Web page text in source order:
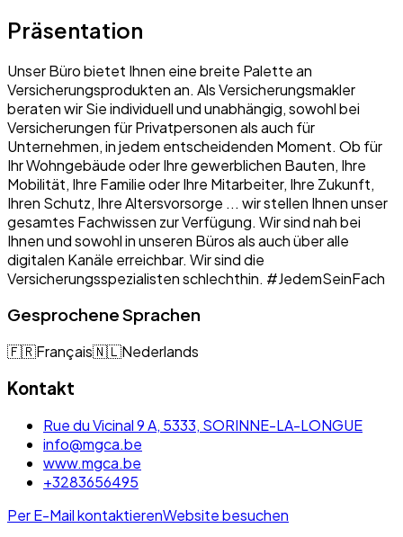
Präsentation
Unser Büro bietet Ihnen eine breite Palette an
Versicherungsprodukten an. Als Versicherungsmakler
beraten wir Sie individuell und unabhängig, sowohl bei
Versicherungen für Privatpersonen als auch für
Unternehmen, in jedem entscheidenden Moment. Ob für
Ihr Wohngebäude oder Ihre gewerblichen Bauten, Ihre
Mobilität, Ihre Familie oder Ihre Mitarbeiter, Ihre Zukunft,
Ihren Schutz, Ihre Altersvorsorge ... wir stellen Ihnen unser
gesamtes Fachwissen zur Verfügung. Wir sind nah bei
Ihnen und sowohl in unseren Büros als auch über alle
digitalen Kanäle erreichbar. Wir sind die
Versicherungsspezialisten schlechthin. #JedemSeinFach
Gesprochene Sprachen
🇫🇷Français🇳🇱Nederlands
Kontakt
Rue du Vicinal 9 A, 5333, SORINNE-LA-LONGUE
info@mgca.be
www.mgca.be
+3283656495
Per E-Mail kontaktierenWebsite besuchen